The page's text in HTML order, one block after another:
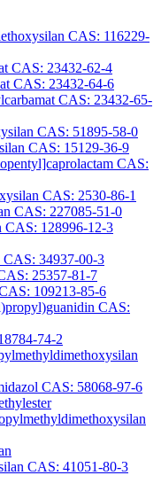
CAS: 116229-
CAS: 23432-62-4
CAS: 23432-64-6
CAS: 23432-65-
CAS: 51895-58-0
CAS: 15129-36-9
CAS:
CAS: 2530-86-1
CAS: 227085-51-0
CAS: 128996-12-3
34937-00-3
25357-81-7
109213-85-6
CAS:
74-2
CAS: 58068-97-6
CAS: 41051-80-3